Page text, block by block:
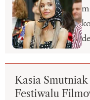
Kasia
Festiwalu